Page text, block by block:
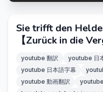
Sie trifft den
【Zurück in die
youtube 翻訳 youtube 日
youtube 日本語字幕
youtube 動画翻訳